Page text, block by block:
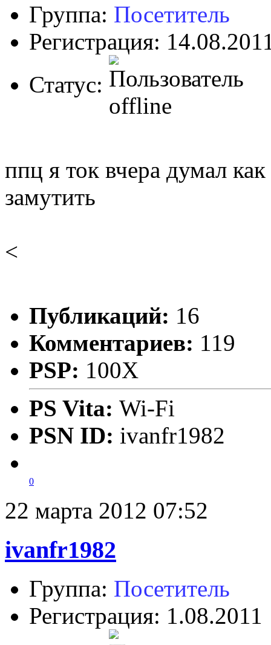
Группа: Посетитель
Регистрация:
Статус:
ппц я ток вчера думал
замутить
<
Публикаций: 16
Комментариев: 119
PSP: 100X
PS Vita: Wi-Fi
PSN ID: ivanfr1982
0
22 марта 2012 07:52
ivanfr1982
Группа: Посетитель
Регистрация: 1.08.2011